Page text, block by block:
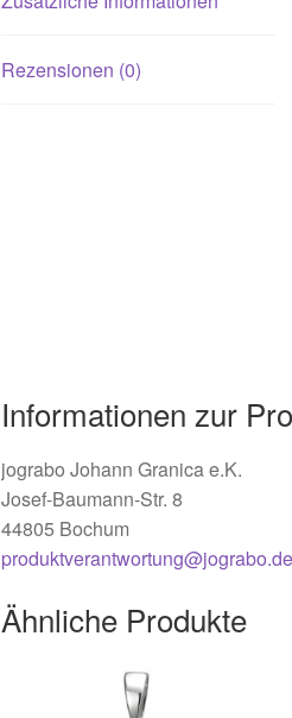
Rezensionen (0)
Informationen zur
jograbo Johann Granica e.K.
Josef-Baumann-Str. 8
44805 Bochum
produktverantwortung@jograbo.de
Ähnliche Produkte